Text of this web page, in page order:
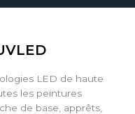
LED de haute
les peintures
de base, apprêts,